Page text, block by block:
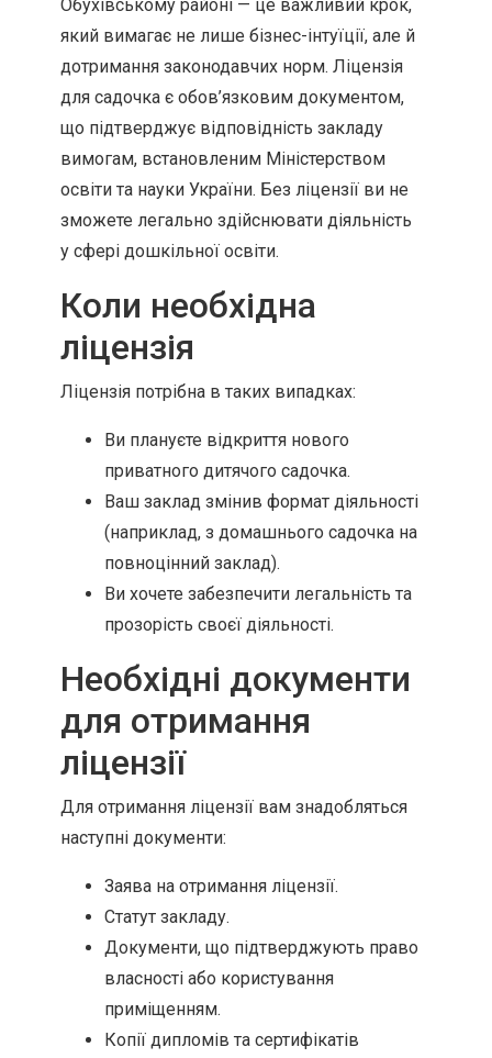
Обухівському районі — це важливий крок,
який вимагає не лише бізнес-інтуїції, але й
дотримання законодавчих норм. Ліцензія
для садочка є обов’язковим документом,
що підтверджує відповідність закладу
вимогам, встановленим Міністерством
освіти та науки України. Без ліцензії ви не
зможете легально здійснювати діяльність
у сфері дошкільної освіти.
Коли необхідна
ліцензія
Ліцензія потрібна в таких випадках:
Ви плануєте відкриття нового
приватного дитячого садочка.
Ваш заклад змінив формат діяльності
(наприклад, з домашнього садочка на
повноцінний заклад).
Ви хочете забезпечити легальність та
прозорість своєї діяльності.
Необхідні документи
для отримання
ліцензії
Для отримання ліцензії вам знадобляться
наступні документи:
Заява на отримання ліцензії.
Статут закладу.
Документи, що підтверджують право
власності або користування
приміщенням.
Копії дипломів та сертифікатів